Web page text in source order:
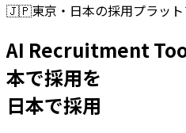
🇯🇵東京・日本の採用プラッ
AI Recruitment
本で採用を
日本で採用